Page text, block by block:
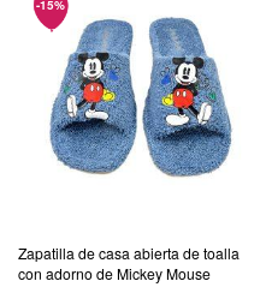
Zapatilla de casa abierta de toalla
con adorno de Mickey Mouse